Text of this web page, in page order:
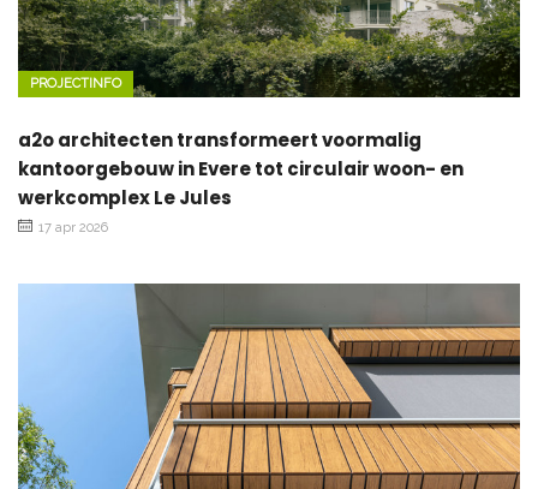
PROJECTINFO
a2o architecten transformeert voormalig
kantoorgebouw in Evere tot circulair woon- en
werkcomplex Le Jules
17 apr 2026